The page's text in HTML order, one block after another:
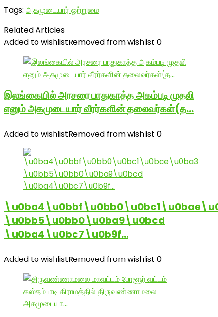
Tags: அகமுடையார் ஒற்றுமை
Related Articles
Added to wishlistRemoved from wishlist 0
இலங்கையில் அரசரை பாதுகாத்த அகம்படி முதலி
எனும் அகமுடையார் வீரர்களின் தலைவர்கள்(த…
Added to wishlistRemoved from wishlist 0
\u0bb5\u0bb0\u0ba9\u0bcd
\u0ba4\u0bc7\u0b9f…
Added to wishlistRemoved from wishlist 0